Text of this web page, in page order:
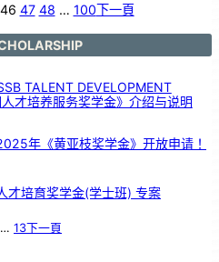
46 47 48 … 100下一頁
TALENT DEVELOPMENT
才培养服务奖学金》介绍与说明
年《黄亚枝奖学金》开放申请！
才培育奖学金(学士班) 专案
… 13下一頁